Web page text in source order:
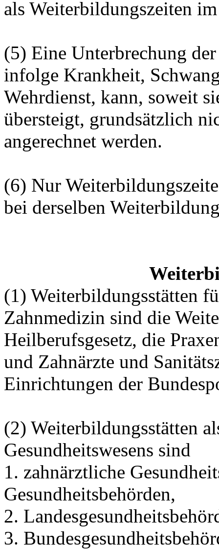
als Weiterbildungszeiten
(5) Eine Unterbrechung
infolge Krankheit,
Wehrdienst, kann, soweit
übersteigt, grundsätzlich
angerechnet werden.
(6) Nur
bei derselben
(1) Weiterbildungsstätten
Zahnmedizin sind die
Heilberufsgesetz, die
und Zahnärzte und
Einrichtungen der
(2) Weiterbildungsstätten
Gesundheitswesens sind
1. zahnärztliche
Gesundheitsbehörden,
2.
3.